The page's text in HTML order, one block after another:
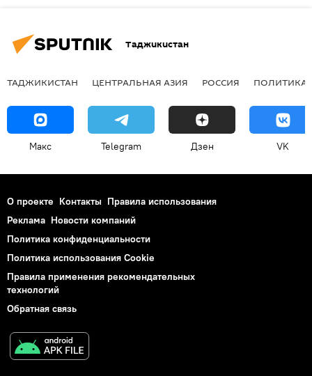
Таджикистан
ТАДЖИКИСТАН ЦЕНТРАЛЬНАЯ АЗИЯ РОССИЯ ПОЛИТИКА
Макс Telegram Дзен VK
О проекте Контакты Правила использования
Реклама Новости компаний
Политика конфиденциальности
Политика использования Cookie
Правила применения рекомендательных
технологий
Обратная связь